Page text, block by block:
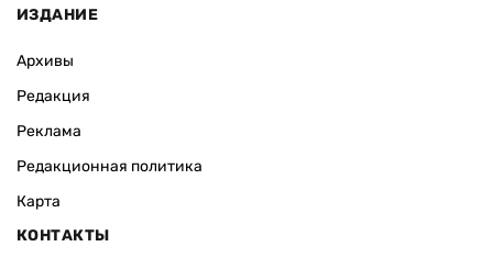
ИЗДАНИЕ
Архивы
Редакция
Реклама
Редакционная политика
Карта
КОНТАКТЫ